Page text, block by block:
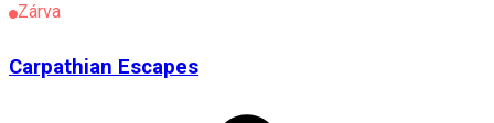
Zárva
Carpathian Escapes